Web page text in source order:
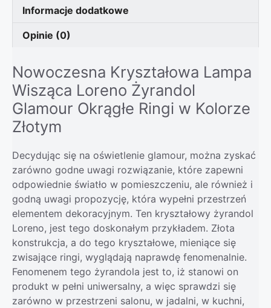
Informacje dodatkowe
Opinie (0)
Nowoczesna Kryształowa Lampa
Wisząca Loreno Żyrandol
Glamour Okrągłe Ringi w Kolorze
Złotym
Decydując się na oświetlenie glamour, można zyskać
zarówno godne uwagi rozwiązanie, które zapewni
odpowiednie światło w pomieszczeniu, ale również i
godną uwagi propozycję, która wypełni przestrzeń
elementem dekoracyjnym. Ten kryształowy żyrandol
Loreno, jest tego doskonałym przykładem. Złota
konstrukcja, a do tego kryształowe, mieniące się
zwisające ringi, wyglądają naprawdę fenomenalnie.
Fenomenem tego żyrandola jest to, iż stanowi on
produkt w pełni uniwersalny, a więc sprawdzi się
zarówno w przestrzeni salonu, w jadalni, w kuchni,